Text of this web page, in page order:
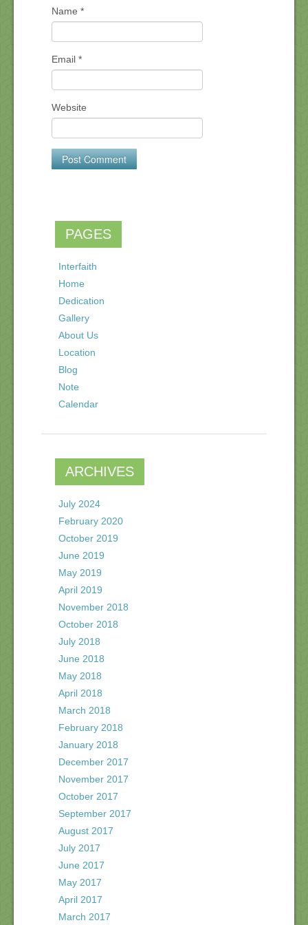
Name *
Email *
Website
PAGES
Interfaith
Home
Dedication
Gallery
About Us
Location
Blog
Note
Calendar
ARCHIVES
July 2024
February 2020
October 2019
June 2019
May 2019
April 2019
November 2018
October 2018
July 2018
June 2018
May 2018
April 2018
March 2018
February 2018
January 2018
December 2017
November 2017
October 2017
September 2017
August 2017
July 2017
June 2017
May 2017
April 2017
March 2017